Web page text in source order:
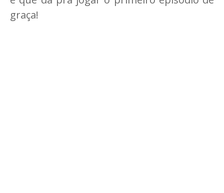
graça!